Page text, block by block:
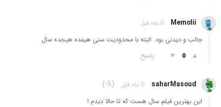
Memolii 6 ماه قبل
جالب و دیدنی بود. البته با محدودیت سنی هیفده هیجده سال
▲
0
▼ پاسخ
saharMasoud 6 ماه قبل (-5)
این بهترین فیلم سال هست که تا حالا دیدم !